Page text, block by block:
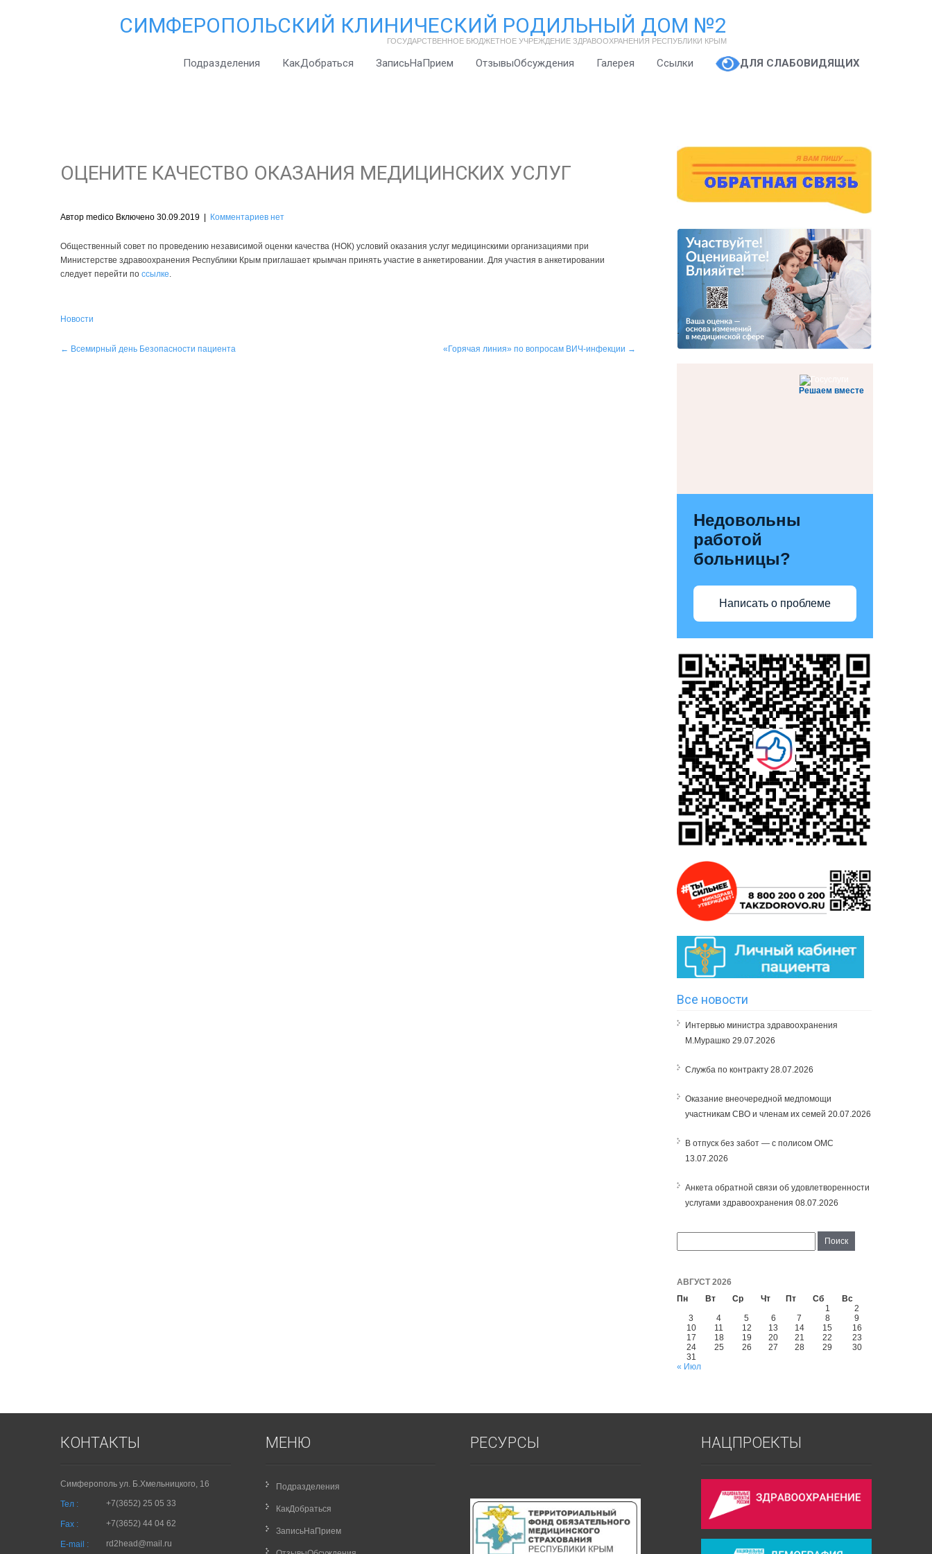
СИМФЕРОПОЛЬСКИЙ КЛИНИЧЕСКИЙ РОДИЛЬНЫЙ ДОМ №2
ГОСУДАРСТВЕННОЕ БЮДЖЕТНОЕ УЧРЕЖДЕНИЕ ЗДРАВООХРАНЕНИЯ РЕСПУБЛИКИ КРЫМ
Подразделения КакДобраться ЗаписьНаПрием ОтзывыОбсуждения Галерея Ссылки ДЛЯ СЛАБОВИДЯЩИХ
ОЦЕНИТЕ КАЧЕСТВО ОКАЗАНИЯ МЕДИЦИНСКИХ УСЛУГ
Автор medico Включено 30.09.2019 Комментариев нет
Общественный совет по проведению независимой оценки качества (НОК) условий оказания услуг медицинскими организациями при
Министерстве здравоохранения Республики Крым приглашает крымчан принять участие в анкетировании. Для участия в анкетировании
следует перейти по ссылке.
Новости
Навигация
← Всемирный день Безопасности пациента «Горячая линия» по вопросам ВИЧ-инфекции →
Решаем вместе
Недовольны
работой
больницы?
Написать о проблеме
Все новости
Интервью министра здравоохранения
М.Мурашко 29.07.2026
Служба по контракту 28.07.2026
Оказание внеочередной медпомощи
участникам СВО и членам их семей 20.07.2026
В отпуск без забот — с полисом ОМС
13.07.2026
Анкета обратной связи об удовлетворенности
услугами здравоохранения 08.07.2026
АВГУСТ 2026
Пн
Вт Ср Чт Пт Сб
Вс
1
2
3
4 5 6 7 8
9
10
11 12 13 14 15
16
17
18 19 20 21 22
23
24
25 26 27 28 29
30
31
« Июл
КОНТАКТЫ
Симферополь ул. Б.Хмельницкого, 16
Тел : +7(3652) 25 05 33
Fax : +7(3652) 44 04 62
E-mail : rd2head@mail.ru
МЕНЮ
Подразделения
КакДобраться
ЗаписьНаПрием
РЕСУРСЫ НАЦПРОЕКТЫ